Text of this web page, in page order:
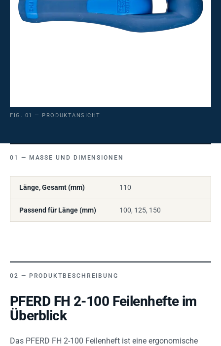
FIG. 01 — PRODUKTANSICHT
MASSE UND DIMENSIONEN
Länge, Gesamt (mm) 110
Passend für Länge (mm) 100, 125, 150
PRODUKTBESCHREIBUNG
PFERD FH 2-100 Feilenhefte im
Überblick
Das PFERD FH 2-100 Feilenheft ist eine ergonomische